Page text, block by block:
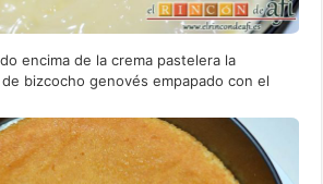
encima de la crema pastelera la
bizcocho genovés empapado con el